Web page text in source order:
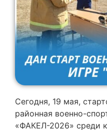
Сегодня, 19 мая,
районная военно-
«ФАКЕЛ-2026» среди